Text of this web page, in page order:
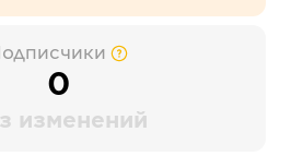
0
изменений